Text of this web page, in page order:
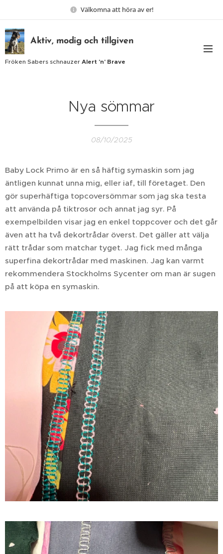
Välkomna att höra av er!
Aktiv, modig och tillgiven
Fröken Sabers schnauzer Alert 'n' Brave
Nya sömmar
08/10/2025
Baby Lock Primo är en så häftig symaskin som jag
äntligen kunnat unna mig, eller iaf, till företaget. Den
gör superhäftiga topcoversömmar som jag ska testa
att använda på tiktrosor och annat jag syr. På
exempelbilden visar jag en enkel toppcover och det går
även att ha två dekortrådar överst. Det gäller att välja
rätt trådar som matchar tyget. Jag fick med många
superfina dekortrådar med maskinen. Jag kan varmt
rekommendera Stockholms Sycenter om man är sugen
på att köpa en symaskin.